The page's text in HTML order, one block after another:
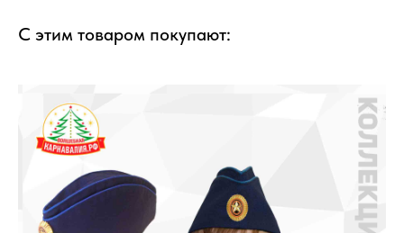
С этим товаром покупают: